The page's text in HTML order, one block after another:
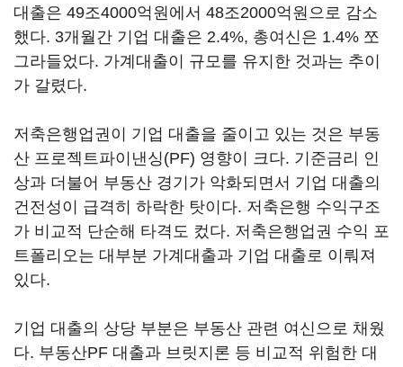
대출은 49조4000억원에서 48조2000억원으로 감소
했다. 3개월간 기업 대출은 2.4%, 총여신은 1.4% 쪼
그라들었다. 가계대출이 규모를 유지한 것과는 추이
가 갈렸다.
저축은행업권이 기업 대출을 줄이고 있는 것은 부동
산 프로젝트파이낸싱(PF) 영향이 크다. 기준금리 인
상과 더불어 부동산 경기가 악화되면서 기업 대출의
건전성이 급격히 하락한 탓이다. 저축은행 수익구조
가 비교적 단순해 타격도 컸다. 저축은행업권 수익 포
트폴리오는 대부분 가계대출과 기업 대출로 이뤄져
있다.
기업 대출의 상당 부분은 부동산 관련 여신으로 채웠
다. 부동산PF 대출과 브릿지론 등 비교적 위험한 대